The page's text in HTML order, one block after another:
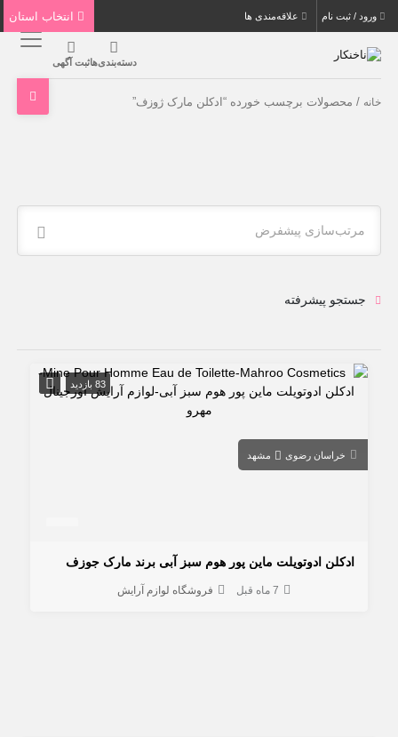
ورود / ثبت نام علاقه‌مندی ها
دسته‌بندی‌هاثبت آگهی
خانه / محصولات برچسب خورده “ادکلن مارک ژوزف”
مرتب‌سازی پیشفرض
جستجو پیشرفته
83 بازدید
خراسان رضوی مشهد
ادكلن ادوتويلت ماين پور هوم سبز آبی برند مارک جوزف
7 ماه قبل فروشگاه لوازم آرایش